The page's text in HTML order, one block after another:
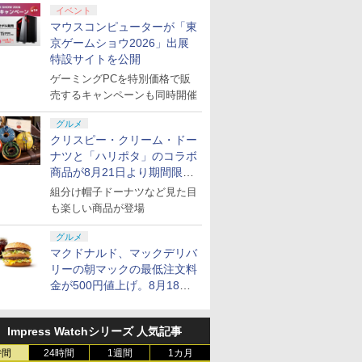
イベント
マウスコンピューターが「東
京ゲームショウ2026」出展
特設サイトを公開
ゲーミングPCを特別価格で販
売するキャンペーンも同時開催
グルメ
クリスピー・クリーム・ドー
ナツと「ハリポタ」のコラボ
商品が8月21日より期間限定
で発売
組分け帽子ドーナツなど見た目
も楽しい商品が登場
グルメ
マクドナルド、マックデリバ
リーの朝マックの最低注文料
金が500円値上げ。8月18日
Impress Watchシリーズ 人気記事
24時間 1週間 1カ月